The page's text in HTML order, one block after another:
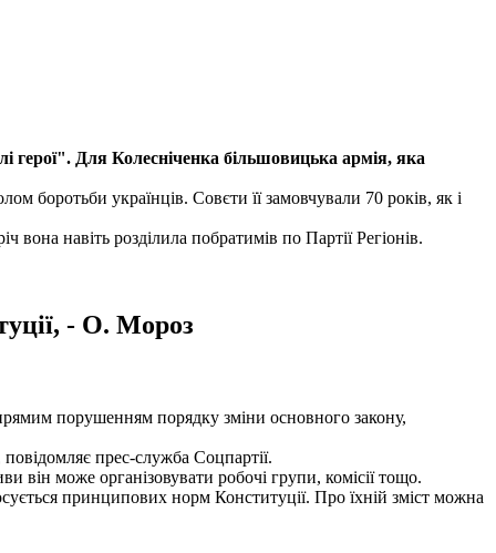
герої". Для Колесніченка більшовицька армія, яка
боротьби українців. Совєти її замовчували 70 років, як і
вона навіть розділила побратимів по Партії Регіонів.
- О. Мороз
порушенням порядку зміни основного закону,
прес-служба Соцпартії.
він може організовувати робочі групи, комісії тощо.
принципових норм Конституції. Про їхній зміст можна